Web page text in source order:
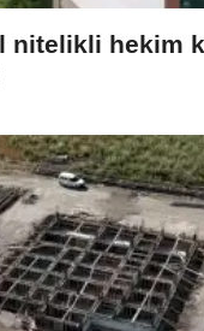
nitelikli hekim